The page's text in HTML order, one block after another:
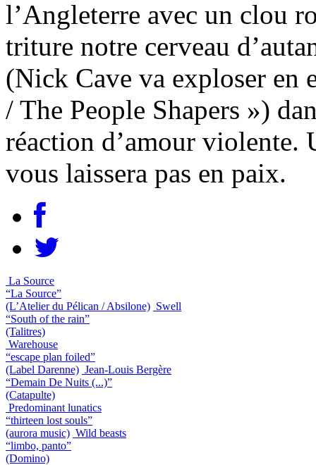
l’Angleterre avec un clou
triture notre cerveau
(Nick Cave va exploser en
/ The People Shapers »)
réaction d’amour violente.
vous laissera pas en paix.
La Source
“La Source”
(L’Atelier du Pélican / Absilone) Swell
“South of the rain”
(Talitres)
Warehouse
“escape plan foiled”
(Label Darenne) Jean-Louis Bergère
“Demain De Nuits (...)”
(Catapulte)
Predominant lunatics
“thirteen lost souls”
(aurora music) Wild beasts
“limbo, panto”
(Domino)